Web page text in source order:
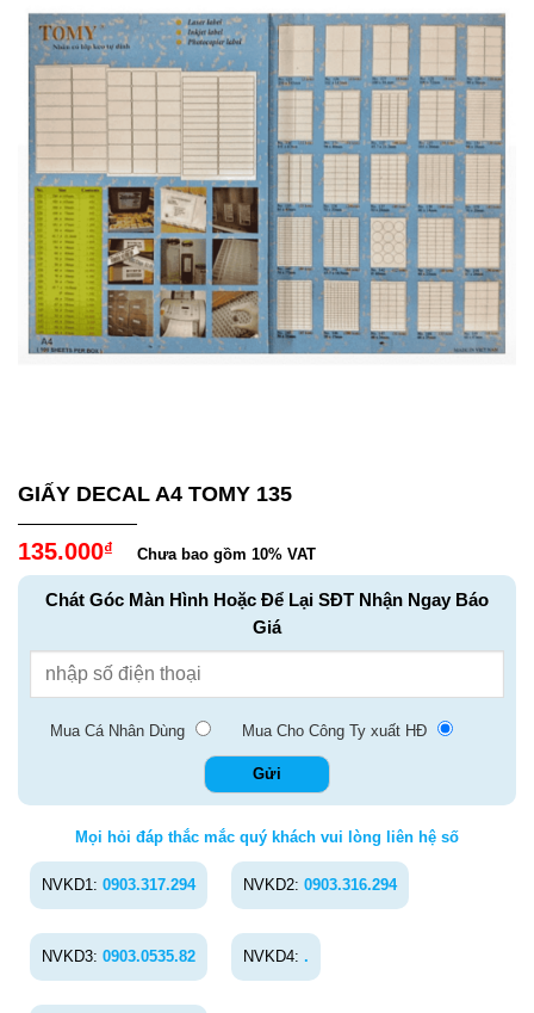
GIẤY DECAL A4 TOMY 135
135.000₫ Chưa bao gồm 10% VAT
Chát Góc Màn Hình Hoặc Để Lại SĐT Nhận Ngay Báo
Giá
Mua Cá Nhân Dùng Mua Cho Công Ty xuất HĐ
Mọi hỏi đáp thắc mắc quý khách vui lòng liên hệ số
NVKD1: 0903.317.294 NVKD2: 0903.316.294
NVKD3: 0903.0535.82 NVKD4: .